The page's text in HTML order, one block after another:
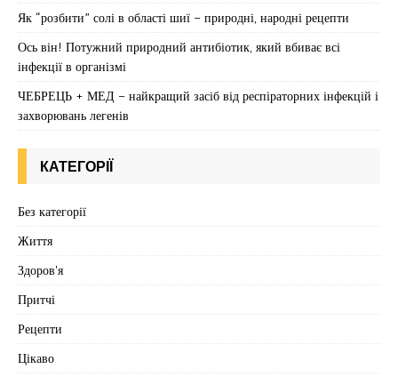
Як “розбити” солі в області шиї – природні, народні рецепти
Ось він! Потужний природний антибіотик, який вбиває всі
інфекції в організмі
ЧЕБРЕЦЬ + МЕД – найкращий засіб від респіраторних інфекцій і
захворювань легенів
КАТЕГОРІЇ
Без категорії
Життя
Здоров'я
Притчі
Рецепти
Цікаво